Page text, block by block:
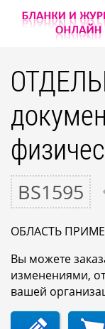
BS1595
ОБЛАСТЬ
Вы можете
изменениями,
вашей